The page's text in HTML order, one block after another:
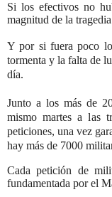
Si los efectivos no
magnitud de la
Y por si fuera poco
tormenta y la falta de
día.
Junto a los más de
mismo martes a las
peticiones, una vez
hay más de 7000
Cada petición de
fundamentada por el